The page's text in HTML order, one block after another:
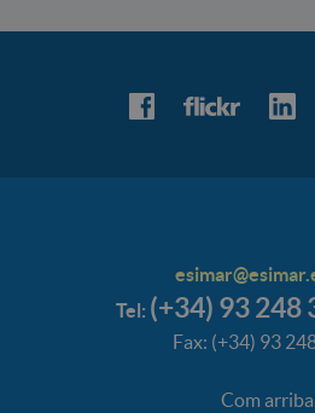
Tel: (+34) 93 248
Fax: (+34) 93
Com